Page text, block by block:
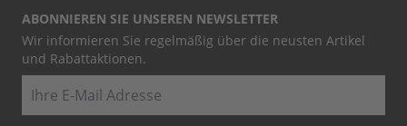
ABONNIEREN SIE UNSEREN NEWSLETTER
Wir informieren Sie regelmäßig über die neusten Artikel
und Rabattaktionen.